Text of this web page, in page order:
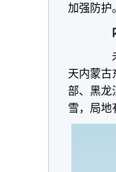
加强防护
未
天内蒙古
部、黑龙
雪，局地